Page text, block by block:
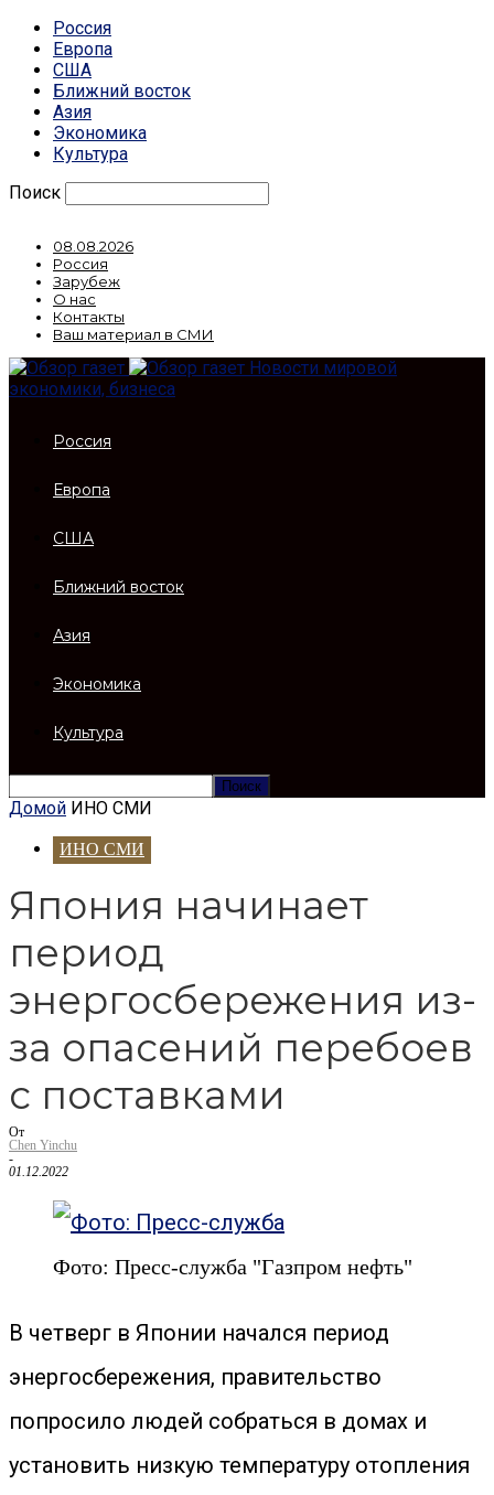
Россия
Европа
США
Ближний восток
Азия
Экономика
Культура
Поиск
08.08.2026
Россия
Зарубеж
О нас
Контакты
Ваш материал в СМИ
Новости мировой
экономики, бизнеса
Россия
Европа
США
Ближний восток
Азия
Экономика
Культура
Домой ИНО СМИ
ИНО СМИ
Япония начинает
период
энергосбережения из-
за опасений перебоев
с поставками
От
Chen Yinchu
-
01.12.2022
Фото: Пресс-служба "Газпром нефть"
В четверг в Японии начался период
энергосбережения, правительство
попросило людей собраться в домах и
установить низкую температуру отопления